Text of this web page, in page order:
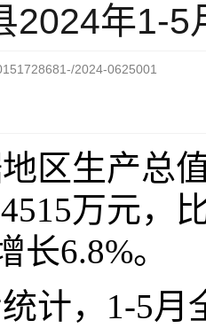
2024年1-5
2024-0625001
区生产总
万元，
长6.8%。
计，1-5月